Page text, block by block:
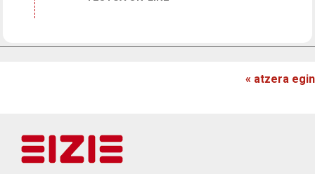
« atzera egin